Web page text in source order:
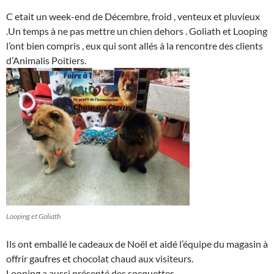
C etait un week-end de Décembre, froid , venteux et pluvieux
.Un temps à ne pas mettre un chien dehors . Goliath et Looping
l’ont bien compris , eux qui sont allés à la rencontre des clients
d’Animalis Poitiers.
Looping et Goliath
Ils ont emballé le cadeaux de Noël et aidé l’équipe du magasin à
offrir gaufres et chocolat chaud aux visiteurs.